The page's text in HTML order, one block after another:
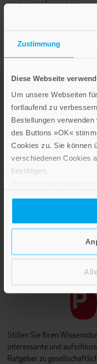
Zustimmung
Diese Webseite
Um unsere Webseiten
fortlaufend zu
Bestellungen
des Buttons »OK«
Cookies zu. Sie können
verschiedenen Cookies
bestätigen.
numerous languages.
LEBE
Die Verlage
Stillen Sie Ihren
interessante und
Ratgeber zu